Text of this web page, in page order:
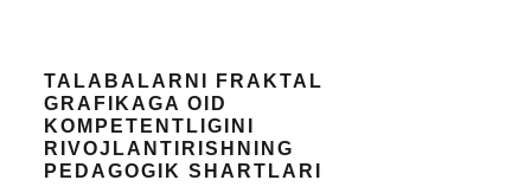
TALABALARNI FRAKTAL
GRAFIKAGA OID
KOMPETENTLIGINI
RIVOJLANTIRISHNING
PEDAGOGIK SHARTLARI